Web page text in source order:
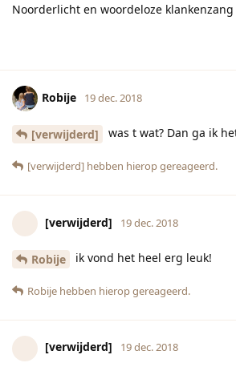
Noorderlicht en woordeloze klankenzang
Robije 19 dec. 2018
[verwijderd] was t wat? Dan ga ik
[verwijderd] hebben hierop gereageerd.
[verwijderd] 19 dec. 2018
Robije ik vond het heel erg leuk!
Robije hebben hierop gereageerd.
[verwijderd] 19 dec. 2018